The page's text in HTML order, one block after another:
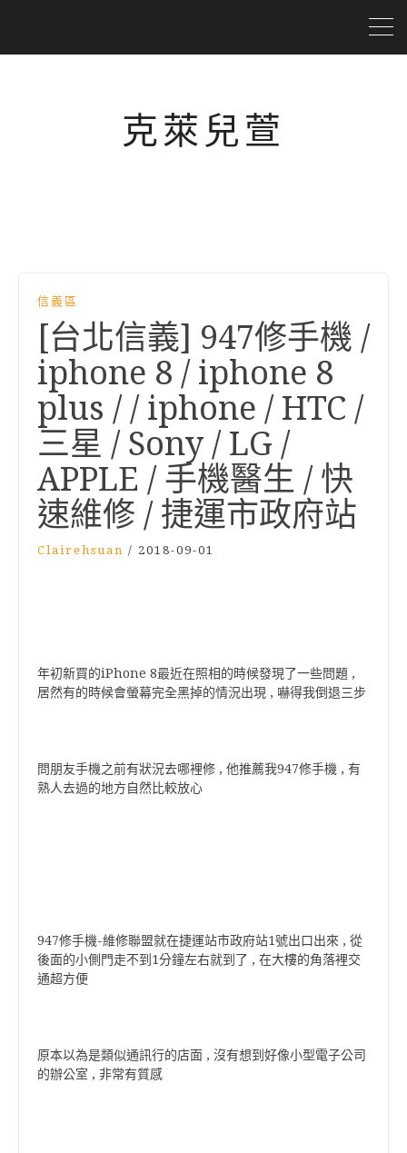
克萊兒萱
信義區
[台北信義] 947修手機 /
iphone 8 / iphone 8
plus / / iphone / HTC /
三星 / Sony / LG /
APPLE / 手機醫生 / 快
速維修 / 捷運市政府站
Clairehsuan / 2018-09-01
年初新買的iPhone 8最近在照相的時候發現了一些問題 ,
居然有的時候會螢幕完全黑掉的情況出現 , 嚇得我倒退三步
問朋友手機之前有狀況去哪裡修 , 他推薦我947修手機 , 有
熟人去過的地方自然比較放心
947修手機-維修聯盟就在捷運站市政府站1號出口出來 , 從
後面的小側門走不到1分鐘左右就到了 , 在大樓的角落裡交
通超方便
原本以為是類似通訊行的店面 , 沒有想到好像小型電子公司
的辦公室 , 非常有質感